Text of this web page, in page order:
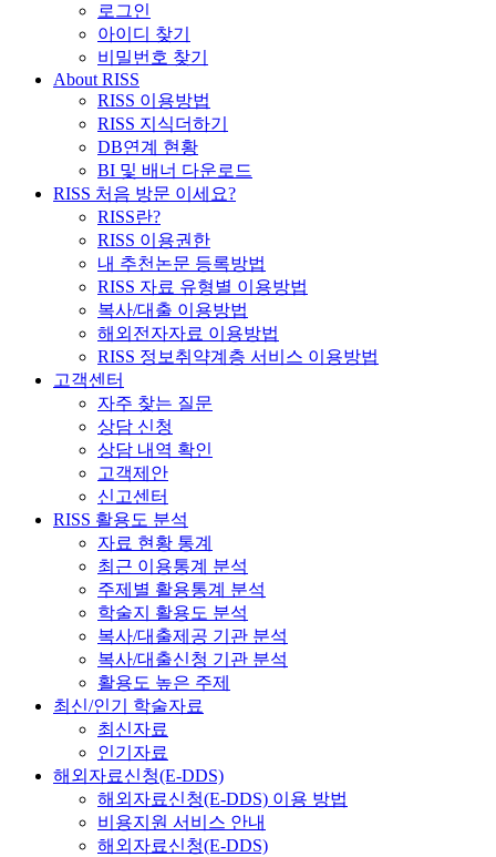
로그인
아이디 찾기
비밀번호 찾기
About RISS
RISS 이용방법
RISS 지식더하기
DB연계 현황
BI 및 배너 다운로드
RISS 처음 방문 이세요?
RISS란?
RISS 이용권한
내 추천논문 등록방법
RISS 자료 유형별 이용방법
복사/대출 이용방법
해외전자자료 이용방법
RISS 정보취약계층 서비스 이용방법
고객센터
자주 찾는 질문
상담 신청
상담 내역 확인
고객제안
신고센터
RISS 활용도 분석
자료 현황 통계
최근 이용통계 분석
주제별 활용통계 분석
학술지 활용도 분석
복사/대출제공 기관 분석
복사/대출신청 기관 분석
활용도 높은 주제
최신/인기 학술자료
최신자료
인기자료
해외자료신청(E-DDS)
해외자료신청(E-DDS) 이용 방법
비용지원 서비스 안내
해외자료신청(E-DDS)